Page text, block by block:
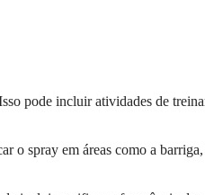
pode incluir atividades de
o spray em áreas como a barriga,